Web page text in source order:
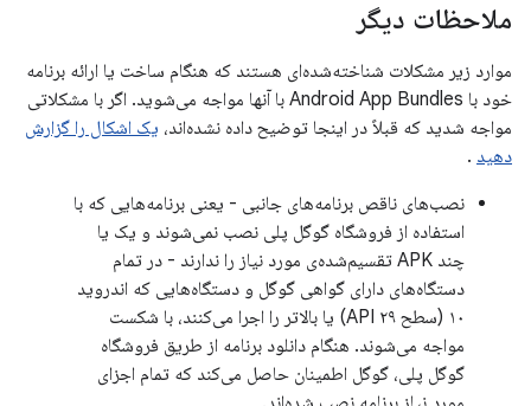
ملاحظات دیگر
موارد زیر مشکلات شناخته‌شده‌ای هستند که هنگام ساخت یا ارائه برنامه
خود با Android App Bundles با آنها مواجه می‌شوید. اگر با مشکلاتی
مواجه شدید که قبلاً در اینجا توضیح داده نشده‌اند، یک اشکال را گزارش
دهید .
نصب‌های ناقص برنامه‌های جانبی - یعنی برنامه‌هایی که با
استفاده از فروشگاه گوگل پلی نصب نمی‌شوند و یک یا
چند APK تقسیم‌شده‌ی مورد نیاز را ندارند - در تمام
دستگاه‌های دارای گواهی گوگل و دستگاه‌هایی که اندروید
۱۰ (سطح API ۲۹) یا بالاتر را اجرا می‌کنند، با شکست
مواجه می‌شوند. هنگام دانلود برنامه از طریق فروشگاه
گوگل پلی، گوگل اطمینان حاصل می‌کند که تمام اجزای